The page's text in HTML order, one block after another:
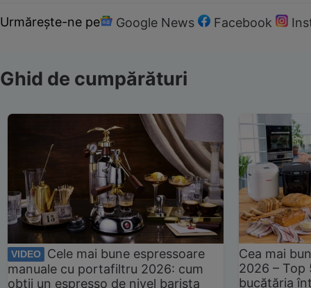
Urmărește-ne pe Google News Facebook
Ghid de cumpărături
VIDEO
Cele mai bune espressoare
manuale cu portafiltru 2026: cum
obții un espresso de nivel barista
Cea mai
2026 –
bucătăria